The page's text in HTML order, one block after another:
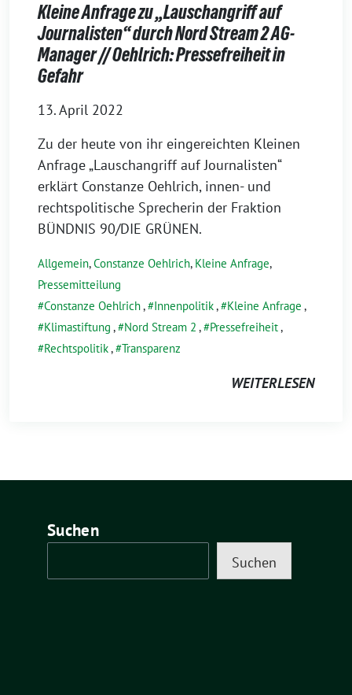
Kleine Anfrage zu „Lauschangriff auf
Journalisten“ durch Nord Stream 2 AG-
Manager // Oehlrich: Pressefreiheit in
Gefahr
13. April 2022
Zu der heute von ihr eingereichten Kleinen
Anfrage „Lauschangriff auf Journalisten“
erklärt Constanze Oehlrich, innen- und
rechtspolitische Sprecherin der Fraktion
BÜNDNIS 90/DIE GRÜNEN.
Allgemein,Constanze Oehlrich, Kleine Anfrage,
Pressemitteilung
Constanze Oehlrich, Innenpolitik, Kleine Anfrage ,
Klimastiftung , Nord Stream 2 , Pressefreiheit,
Rechtspolitik, Transparenz
WEITERLESEN
Suchen
Suchen